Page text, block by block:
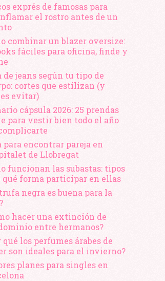
exprés de famosas para
el rostro antes de un
combinar un blazer oversize:
fáciles para oficina, finde y
de jeans según tu tipo de
cortes que estilizan (y
evitar)
cápsula 2026: 25 prendas
para vestir bien todo el año
para encontrar pareja en
de Llobregat
funcionan las subastas: tipos
qué forma participar en ellas
negra es buena para la
hacer una extinción de
entre hermanos?
qué los perfumes árabes de
son ideales para el invierno?
planes para singles en